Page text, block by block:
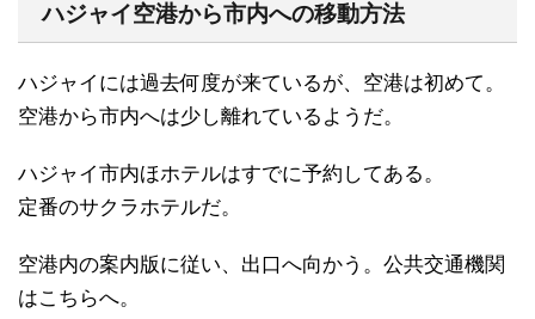
ハジャイ空港から市内への移動方法
ハジャイには過去何度が来ているが、空港は初めて。
空港から市内へは少し離れているようだ。
ハジャイ市内ほホテルはすでに予約してある。
定番のサクラホテルだ。
空港内の案内版に従い、出口へ向かう。公共交通機関
はこちらへ。